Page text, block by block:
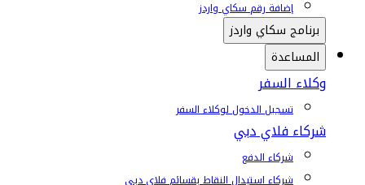
إضافة رقم سكاي واردز
برنامج سكاي واردز
المساعدة
وكلاء السفر
تسجيل الدخول لوكلاء السفر
شركاء فلاي دبي
شركاء الدفع
شركاء استبدال النقاط بقسائم فلاي دبي